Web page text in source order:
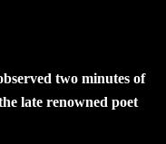
two minutes of
late renowned poet